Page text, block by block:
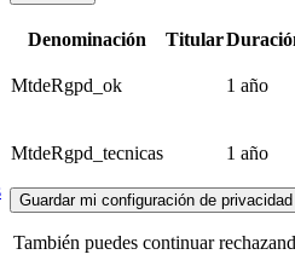
Denominación Titular
MtdeRgpd_ok 1 año
MtdeRgpd_tecnicas 1 año
Guardar mi configuración de
También puedes continuar